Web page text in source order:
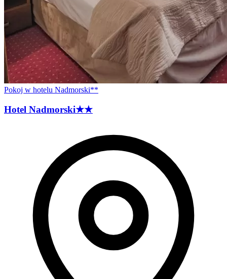
Pokoj w hotelu Nadmorski**
Hotel Nadmorski★★